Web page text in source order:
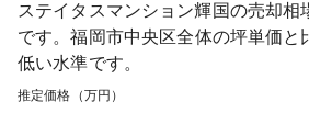
ステイタスマンション輝国の売却相
です。福岡市中央区全体の坪単価と
低い水準です。
推定価格（万円）